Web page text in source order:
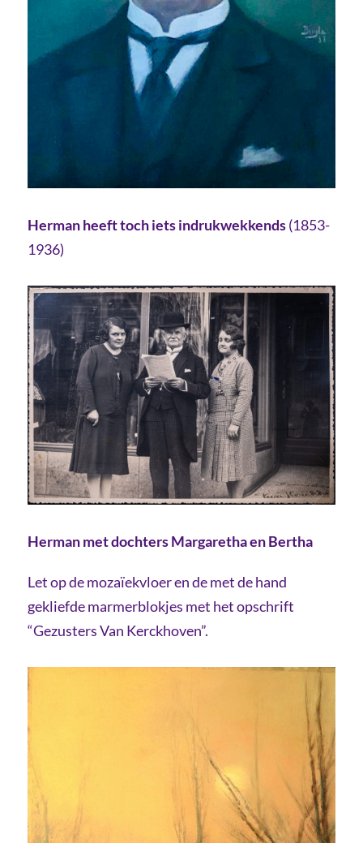
Herman heeft toch iets indrukwekkends(1853-
1936)
Herman met dochters Margaretha en Bertha
Let op de mozaïekvloer en de met de hand
gekliefde marmerblokjes met het opschrift
“Gezusters Van Kerckhoven”.